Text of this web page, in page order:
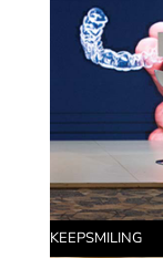
KEEPSMILING